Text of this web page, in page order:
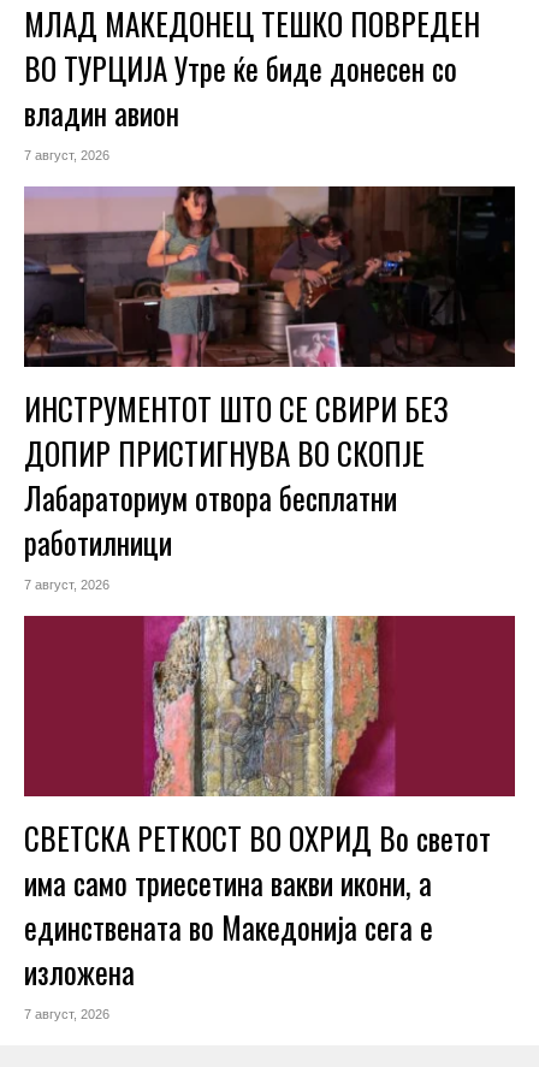
МЛАД МАКЕДОНЕЦ ТЕШКО ПОВРЕДЕН
ВО ТУРЦИЈА Утре ќе биде донесен со
владин авион
7 август, 2026
ИНСТРУМЕНТОТ ШТО СЕ СВИРИ БЕЗ
ДОПИР ПРИСТИГНУВА ВО СКОПЈЕ
Лабараториум отвора бесплатни
работилници
7 август, 2026
СВЕТСКА РЕТКОСТ ВО ОХРИД Во светот
има само триесетина вакви икони, а
единствената во Македонија сега е
изложена
7 август, 2026